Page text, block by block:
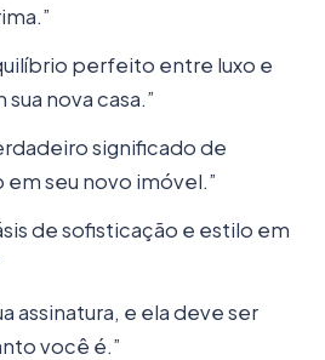
perfeito entre luxo e
nova casa.”
significado de
seu novo imóvel.”
de sofisticação e estilo em
assinatura, e ela deve ser
você é.”